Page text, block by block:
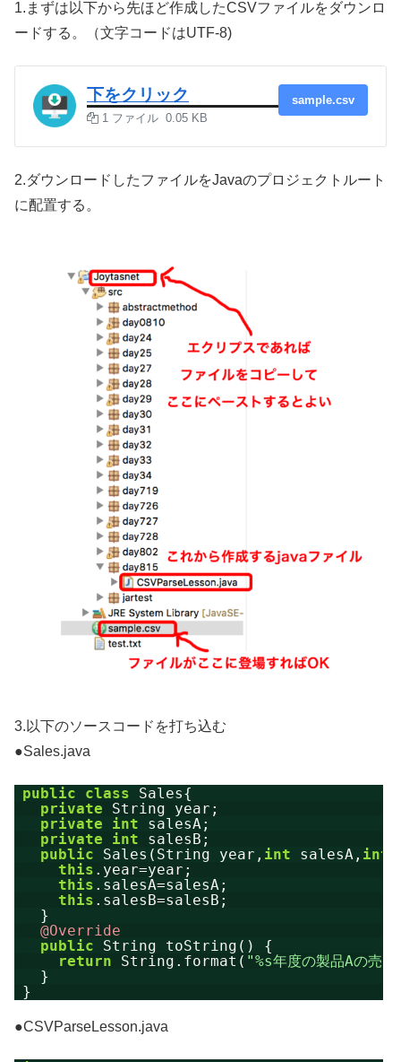
1.まずは以下から先ほど作成したCSVファイルをダウンロ
ードする。（文字コードはUTF-8)
下をクリック
1 ファイル 0.05 KB
sample.csv
2.ダウンロードしたファイルをJavaのプロジェクトルート
に配置する。
3.以下のソースコードを打ち込む
●Sales.java
public class
Sales{
private
String year;
private
int
salesA;
private
int
salesB;
public
Sales(String year, int salesA, int
this .year=year;
this .salesA=salesA;
this .salesB=salesB;
}
@Override
public
String toString() {
return
String.format( "%s年度の製品Aの売
}
}
●CSVParseLesson.java